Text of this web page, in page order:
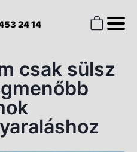
24 14
csak sülsz